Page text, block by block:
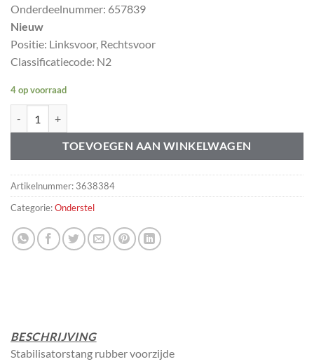
Onderdeelnummer: 657839
Nieuw
Positie: Linksvoor, Rechtsvoor
Classificatiecode: N2
4 op voorraad
TOEVOEGEN AAN WINKELWAGEN
Artikelnummer: 3638384
Categorie:Onderstel
BESCHRIJVING
Stabilisatorstang rubber voorzijde